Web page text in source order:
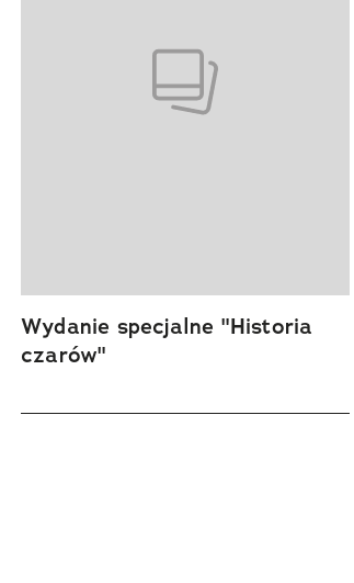
Wydanie specjalne "Historia
czarów"